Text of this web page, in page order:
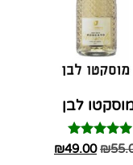
לבן
דורג
5.00
₪
₪49.00